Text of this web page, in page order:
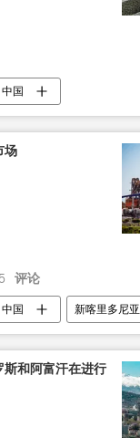
中国
场
评论
中国 新喀里多尼亚
和阿富汗在进行